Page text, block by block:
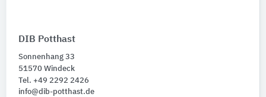
DIB Potthast
Sonnenhang 33
51570 Windeck
Tel. +49 2292 2426
info@dib-potthast.de